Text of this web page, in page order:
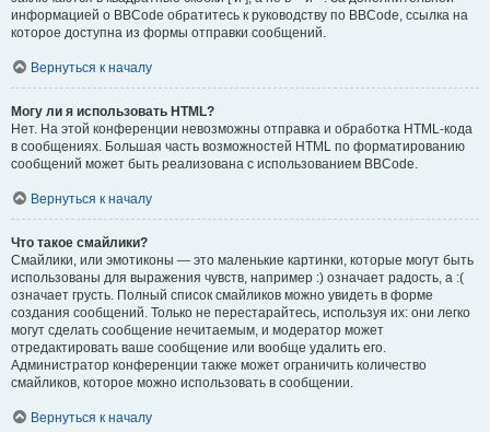
информацией о BBCode обратитесь к руководству по BBCode, ссылка на
которое доступна из формы отправки сообщений.
Вернуться к началу
Могу ли я использовать HTML?
Нет. На этой конференции невозможны отправка и обработка HTML-кода
в сообщениях. Большая часть возможностей HTML по форматированию
сообщений может быть реализована с использованием BBCode.
Вернуться к началу
Что такое смайлики?
Смайлики, или эмотиконы — это маленькие картинки, которые могут быть
использованы для выражения чувств, например :) означает радость, а :(
означает грусть. Полный список смайликов можно увидеть в форме
создания сообщений. Только не перестарайтесь, используя их: они легко
могут сделать сообщение нечитаемым, и модератор может
отредактировать ваше сообщение или вообще удалить его.
Администратор конференции также может ограничить количество
смайликов, которое можно использовать в сообщении.
Вернуться к началу